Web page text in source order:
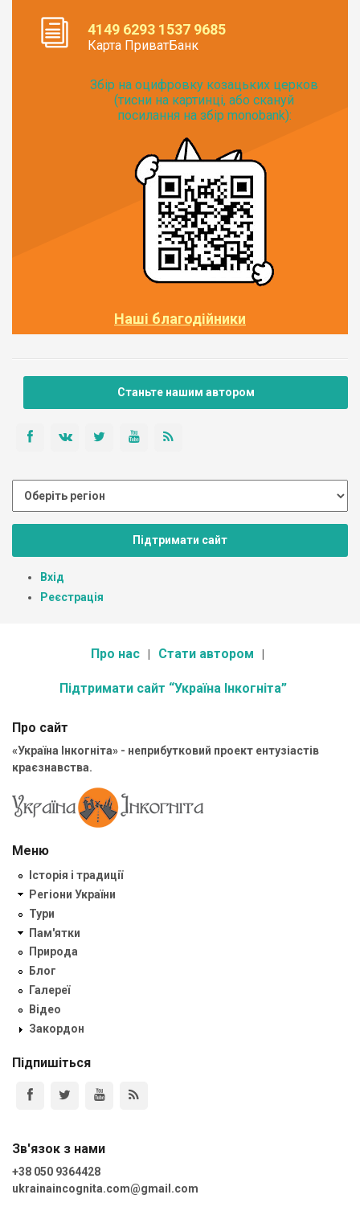
4149 6293 1537 9685
Карта ПриватБанк
Збір на оцифровку козацьких церков
(тисни на картинці, або скануй
посилання на збір monobank):
Наші благодійники
Станьте нашим автором
Підтримати сайт
Вхід
Реєстрація
Про нас Стати автором
Підтримати сайт “Україна Інкогніта”
Про сайт
«Україна Інкогніта» - неприбутковий проект ентузіастів
краєзнавства.
Меню
Історія і традиції
Регіони України
Тури
Пам'ятки
Природа
Блог
Галереї
Відео
Закордон
Підпишіться
Зв'язок з нами
+38 050 9364428
ukrainaincognita.com@gmail.com